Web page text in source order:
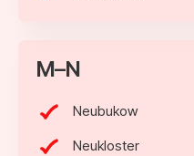
M–N
Neubukow
Neukloster